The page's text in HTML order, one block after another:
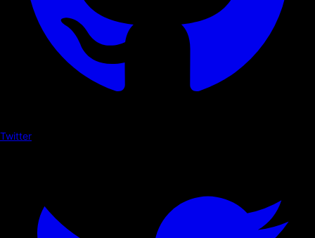
Twitter